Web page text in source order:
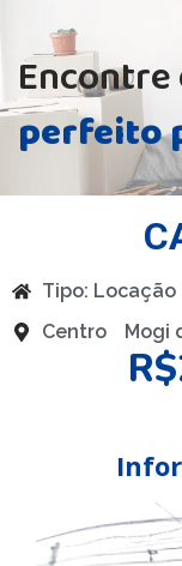
perfeito
Tipo: Locação
Centro
Mogi